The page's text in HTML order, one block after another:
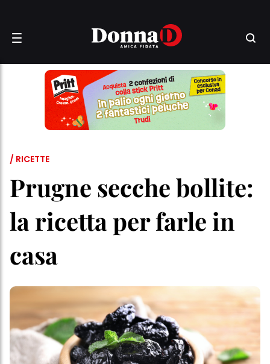
/ RICETTE
Prugne secche bollite:
la ricetta per farle in
casa